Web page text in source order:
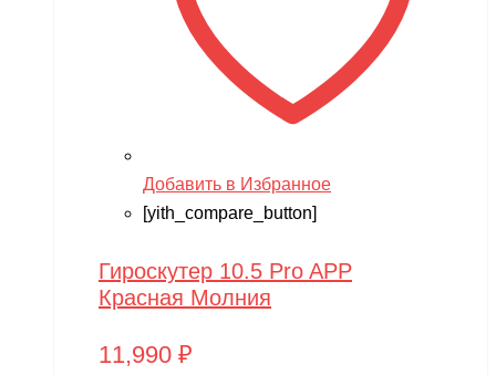
Добавить в Избранное
[yith_compare_button]
Гироскутер 10.5 Pro APP
Красная Молния
11,990 ₽